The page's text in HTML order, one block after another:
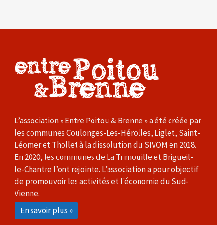
L’association « Entre Poitou & Brenne » a été créée par
les communes Coulonges-Les-Hérolles, Liglet, Saint-
Léomer et Thollet à la dissolution du SIVOM en 2018.
En 2020, les communes de La Trimouille et Brigueil-
le-Chantre l’ont rejointe. L’association a pour objectif
de promouvoir les activités et l’économie du Sud-
Vienne.
En savoir plus »